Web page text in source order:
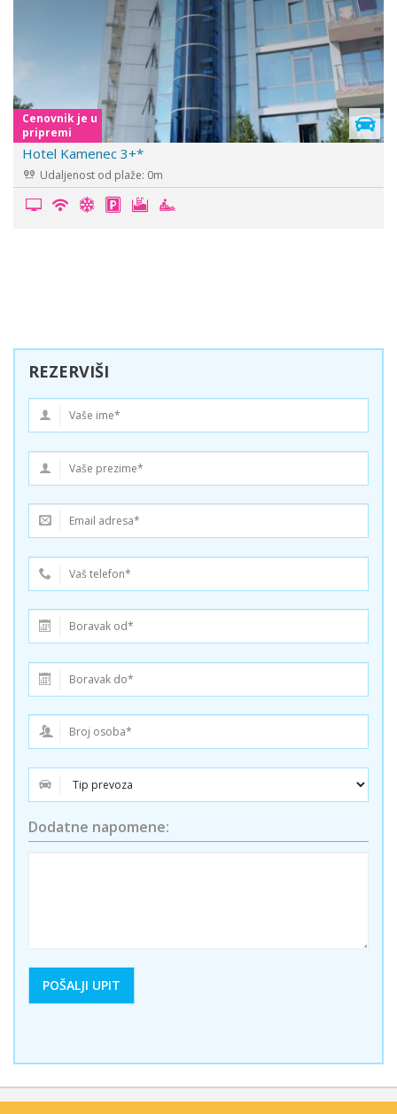
Cenovnik je u
pripremi
s
REZERVIŠI
Dodatne napomene: